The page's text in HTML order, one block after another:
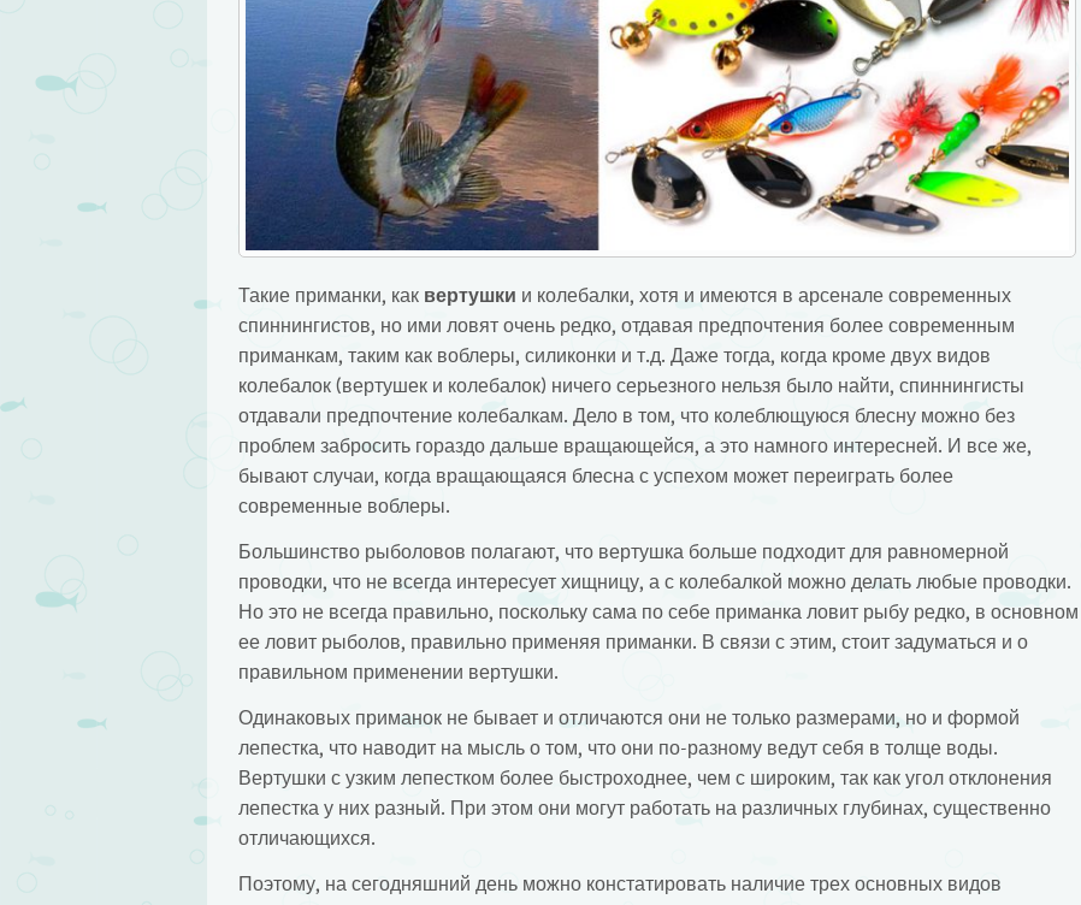
Такие приманки, как вертушки и колебалки, хотя и имеются в арсенале современных
спиннингистов, но ими ловят очень редко, отдавая предпочтения более современным
приманкам, таким как воблеры, силиконки и т.д. Даже тогда, когда кроме двух видов
колебалок (вертушек и колебалок) ничего серьезного нельзя было найти, спиннингисты
отдавали предпочтение колебалкам. Дело в том, что колеблющуюся блесну можно без
проблем забросить гораздо дальше вращающейся, а это намного интересней. И все же,
бывают случаи, когда вращающаяся блесна с успехом может переиграть более
современные воблеры.
Большинство рыболовов полагают, что вертушка больше подходит для равномерной
проводки, что не всегда интересует хищницу, а с колебалкой можно делать любые проводки.
Но это не всегда правильно, поскольку сама по себе приманка ловит рыбу редко, в основном
ее ловит рыболов, правильно применяя приманки. В связи с этим, стоит задуматься и о
правильном применении вертушки.
Одинаковых приманок не бывает и отличаются они не только размерами, но и формой
лепестка, что наводит на мысль о том, что они по-разному ведут себя в толще воды.
Вертушки с узким лепестком более быстроходнее, чем с широким, так как угол отклонения
лепестка у них разный. При этом они могут работать на различных глубинах, существенно
отличающихся.
Поэтому, на сегодняшний день можно констатировать наличие трех основных видов